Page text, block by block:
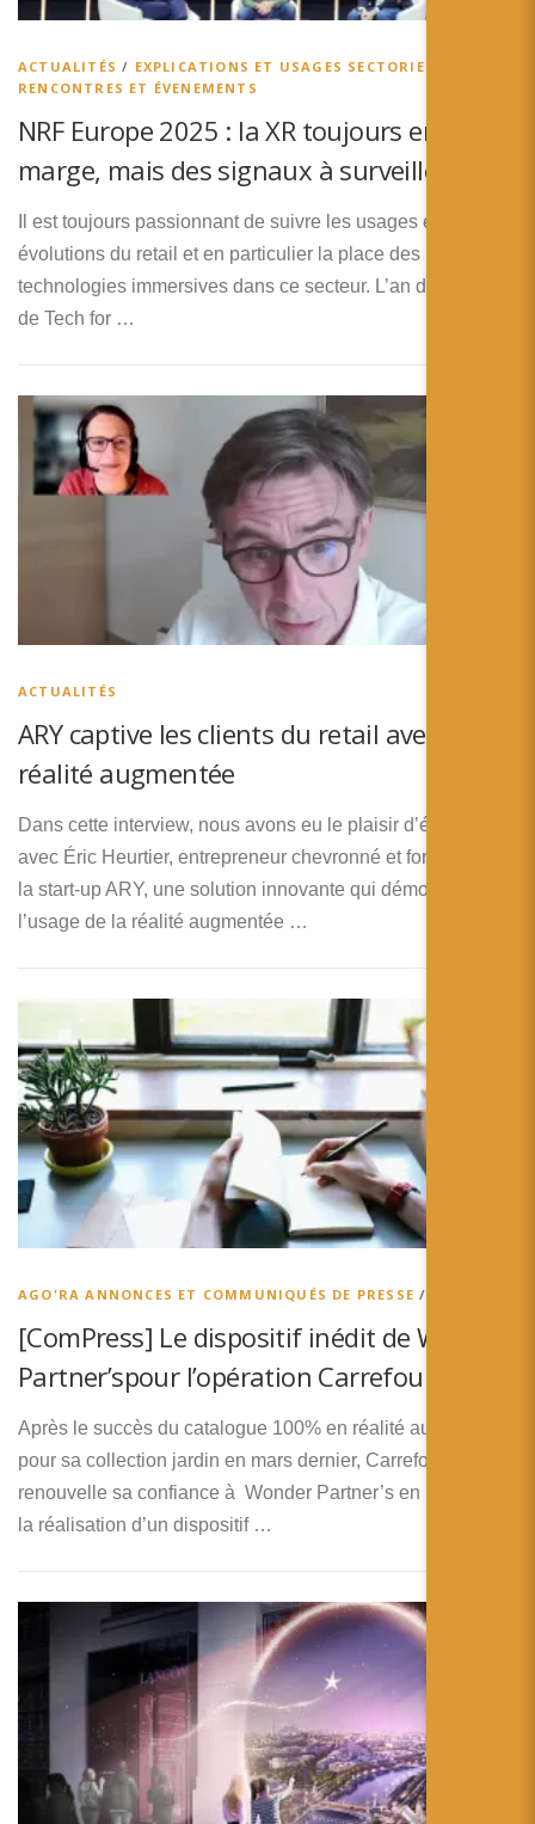
ACTUALITÉS / EXPLICATIONS ET USAGES SECTORIELS
RENCONTRES ET ÉVENEMENTS
NRF Europe 2025 : la XR toujours en
marge, mais des signaux à surveiller
Il est toujours passionnant de suivre les usages et les
évolutions du retail et en particulier la place des
technologies immersives dans ce secteur. L’an dernier, lors
de Tech for …
ACTUALITÉS
ARY captive les clients du retail avec de la
réalité augmentée
Dans cette interview, nous avons eu le plaisir d’échanger
avec Éric Heurtier, entrepreneur chevronné et fondateur de
la start-up ARY, une solution innovante qui démocratise
l’usage de la réalité augmentée …
AGO'RA ANNONCES ET COMMUNIQUÉS DE PRESSE /
[ComPress] Le dispositif inédit de Wonder
Partner’spour l’opération Carrefour Blanc
Après le succès du catalogue 100% en réalité augmentée
pour sa collection jardin en mars dernier, Carrefour
renouvelle sa confiance à Wonder Partner’s en lui confiant
la réalisation d’un dispositif …